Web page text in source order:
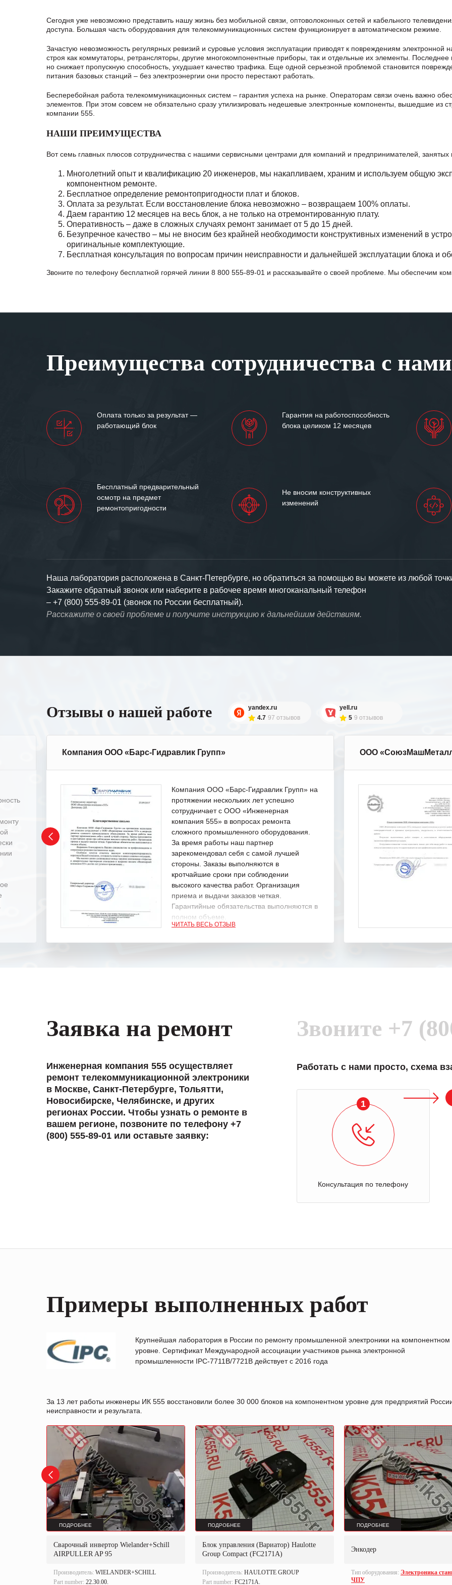
Сегодня уже невозможно представить нашу жизнь без мобильной связи, оптоволоконных сетей и кабельного
доступа. Большая часть оборудования для телекоммуникационных систем функционирует в автоматическом режиме.
Зачастую невозможность регулярных ревизий и суровые условия эксплуатации приводят к повреждениям электронной
строя как коммутаторы, ретрансляторы, другие многокомпонентные приборы, так и отдельные их элементы. Последнее
но снижает пропускную способность, ухудшает качество трафика. Еще одной серьезной проблемой становится
питания базовых станций – без электроэнергии они просто перестают работать.
Бесперебойная работа телекоммуникационных систем – гарантия успеха на рынке. Операторам связи очень важно
элементов. При этом совсем не обязательно сразу утилизировать недешевые электронные компоненты, вышедшие из
компании 555.
НАШИ ПРЕИМУЩЕСТВА
Вот семь главных плюсов сотрудничества с нашими сервисными центрами для компаний и предпринимателей,
Многолетний опыт и квалификацию 20 инженеров, мы накапливаем, храним и используем общую
компонентном ремонте.
Бесплатное определение ремонтопригодности плат и блоков.
Оплата за результат. Если восстановление блока невозможно – возвращаем 100% оплаты.
Даем гарантию 12 месяцев на весь блок, а не только на отремонтированную плату.
Оперативность – даже в сложных случаях ремонт занимает от 5 до 15 дней.
Безупречное качество – мы не вносим без крайней необходимости конструктивных изменений в
оригинальные комплектующие.
Бесплатная консультация по вопросам причин неисправности и дальнейшей эксплуатации блока и
Звоните по телефону бесплатной горячей линии 8 800 555-89-01 и рассказывайте о своей проблеме. Мы обеспечим
Преимущества сотрудничества с нами
Оплата только за результат —
работающий блок
Гарантия на работоспособность
блока целиком 12 месяцев
Бесплатный предварительный
осмотр на предмет
ремонтопригодности
Не вносим конструктивных
изменений
Наша лаборатория расположена в Санкт-Петербурге, но обратиться за помощью вы можете из любой
Закажите обратный звонок или наберите в рабочее время многоканальный телефон
– +7 (800) 555-89-01 (звонок по России бесплатный).
Расскажите о своей проблеме и получите инструкцию к дальнейшим действиям.
Отзывы о нашей работе
yandex.ru
4.7 97 отзывов
yell.ru
5 9 отзывов
Компания ООО «Барс-Гидравлик Групп»
Компания ООО «Барс-Гидравлик Групп» на
протяжении нескольких лет успешно
сотрудничает с ООО «Инженерная
компания 555» в вопросах ремонта
сложного промышленного оборудования.
За время работы наш партнер
зарекомендовал себя с самой лучшей
стороны. Заказы выполняются в
кротчайшие сроки при соблюдении
высокого качества работ. Организация
приема и выдачи заказов четкая.
Гарантийные обязательства выполняются в
полном объеме.
Мы высоко ценим сложившиеся между
искренне желаем «Инженерной компании
«555» долгих лет успеха и процветания.
ЧИТАТЬ ВЕСЬ ОТЗЫВ
ООО
Заявка на ремонт
Инженерная компания 555 осуществляет
ремонт телекоммуникационной электроники
в Москве, Санкт-Петербурге, Тольятти,
Новосибирске, Челябинске, и других
регионах России. Чтобы узнать о ремонте в
вашем регионе, позвоните по телефону +7
(800) 555-89-01 или оставьте заявку:
Звоните +7
Работать с нами просто, схема
1
Консультация по телефону
Примеры выполненных работ
Крупнейшая лаборатория в России по ремонту промышленной электроники на компонентном
уровне. Сертификат Международной ассоциации участников рынка электронной
промышленности IPC-7711B/7721B действует с 2016 года
За 13 лет работы инженеры ИК 555 восстановили более 30 000 блоков на компонентном уровне для предприятий
неисправности и результата.
ПОДРОБНЕЕ
Сварочный инвертор Wielander+Schill
AIRPULLER AP 95
Производитель: WIELANDER+SCHILL
Part number: 22.30.00.
ПОДРОБНЕЕ
Блок управления (Вариатор) Haulotte
Group Compact (FC2171A)
Производитель: HAULOTTE GROUP
Part number: FC2171A.
ПОДРОБНЕЕ
Энкодер
Тип оборудования: Электроника
ЧПУ